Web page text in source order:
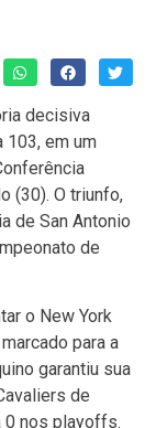
decisiva
103, em um
(30). O triunfo,
de San Antonio
de
o New York
para a
garantiu sua
de
0 nos playoffs.